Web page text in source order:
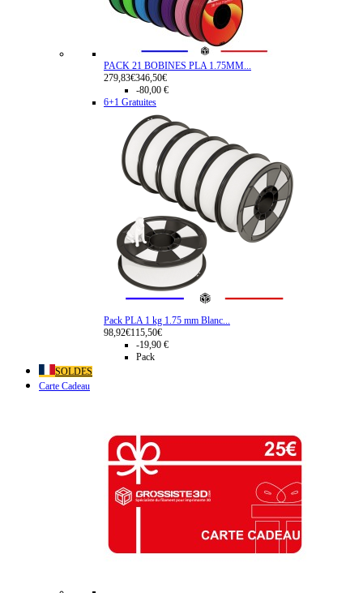
PACK 21 BOBINES PLA 1.75MM...
279,83€346,50€
-80,00 €
6+1 Gratuites
Pack PLA 1 kg 1.75 mm Blanc...
98,92€115,50€
-19,90 €
Pack
SOLDES
Carte Cadeau